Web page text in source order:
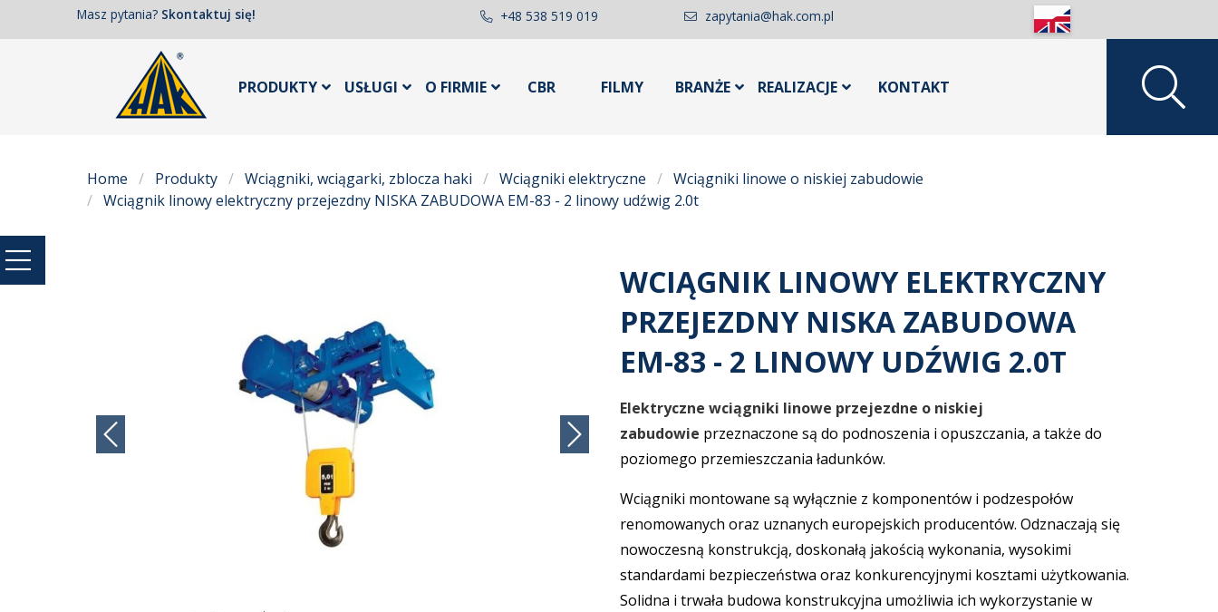
Masz pytania? Skontaktuj się! +48 538 519 019 zapytania@hak.com.pl
PRODUKTY USŁUGI O FIRMIE CBR FILMY BRANŻE REALIZACJE KONTAKT
Home Produkty Wciągniki, wciągarki, zblocza haki Wciągniki elektryczne
Wciągniki linowe o niskiej zabudowie
Wciągnik linowy elektryczny przejezdny NISKA ZABUDOWA EM-83 - 2 linowy udźwig 2.0t
WCIĄGNIK LINOWY ELEKTRYCZNY
PRZEJEZDNY NISKA ZABUDOWA
EM-83 - 2 LINOWY UDŹWIG 2.0T
Elektryczne wciągniki linowe przejezdne o niskiej
zabudowie przeznaczone są do podnoszenia i opuszczania, a także do
poziomego przemieszczania ładunków.
Wciągniki montowane są wyłącznie z komponentów i podzespołów
renomowanych oraz uznanych europejskich producentów. Odznaczają się
nowoczesną konstrukcją, doskonałą jakością wykonania, wysokimi
standardami bezpieczeństwa oraz konkurencyjnymi kosztami użytkowania.
Solidna i trwała budowa konstrukcyjna umożliwia ich wykorzystanie w